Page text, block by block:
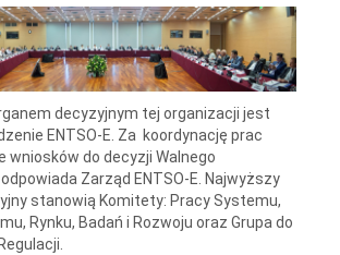
decyzyjnym tej organizacji jest
ENTSO-E. Za koordynację prac
wniosków do decyzji Walnego
Zarząd ENTSO-E. Najwyższy
stanowią Komitety: Pracy Systemu,
Rynku, Badań i Rozwoju oraz Grupa do